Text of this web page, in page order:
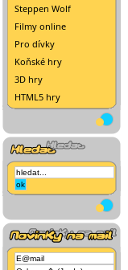
Steppen Wolf
Filmy online
Pro dívky
Koňské hry
3D hry
HTML5 hry